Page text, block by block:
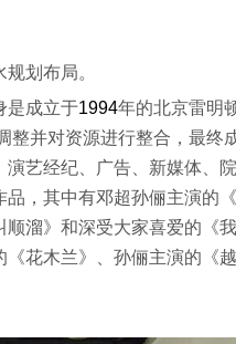
划布局。
是成立于1994年的北京雷明
整并对资源进行整合，最终
艺经纪、广告、新媒体、
，其中有邓超孙俪主演的
溜》和深受大家喜爱的《
花木兰》、孙俪主演的《